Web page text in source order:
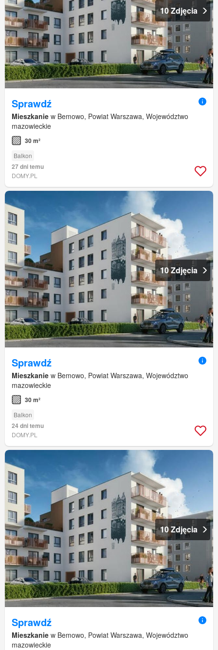
10 Zdjęcia
Sprawdź
Mieszkanie w Bemowo, Powiat Warszawa, Województwo
mazowieckie
30 m²
Balkon
27 dni temu
DOMY.PL
10 Zdjęcia
Sprawdź
Mieszkanie w Bemowo, Powiat Warszawa, Województwo
mazowieckie
30 m²
Balkon
24 dni temu
DOMY.PL
10 Zdjęcia
Sprawdź
Mieszkanie w Bemowo, Powiat Warszawa, Województwo
mazowieckie